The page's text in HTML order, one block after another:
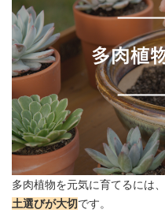
多肉植物を元気に育てるには、
土選びが大切です。